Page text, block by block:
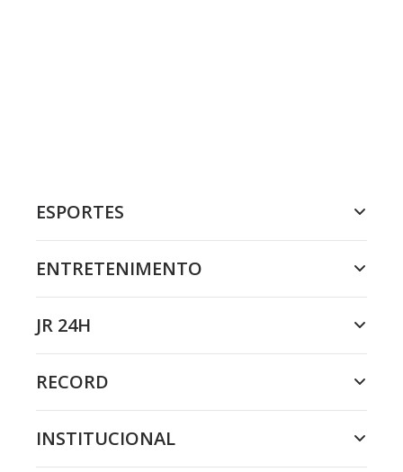
ESPORTES
ENTRETENIMENTO
JR 24H
RECORD
INSTITUCIONAL